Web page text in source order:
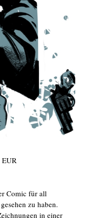
EUR
Comic für all
zu haben.
in einer